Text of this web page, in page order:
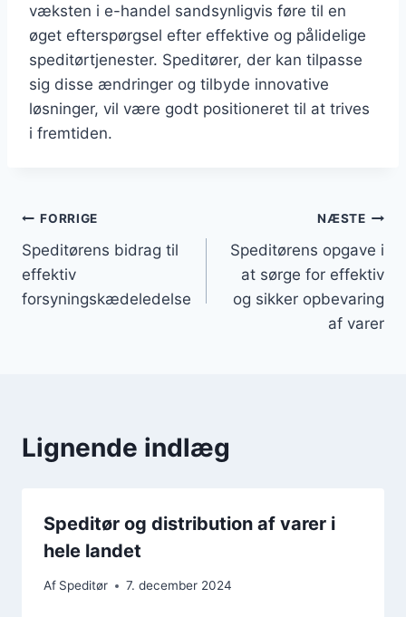
væksten i e-handel sandsynligvis føre til en
øget efterspørgsel efter effektive og pålidelige
speditørtjenester. Speditører, der kan tilpasse
sig disse ændringer og tilbyde innovative
løsninger, vil være godt positioneret til at trives
i fremtiden.
Indlægsnavigation
FORRIGE
Speditørens bidrag til
effektiv
forsyningskædeledelse
NÆSTE
Speditørens opgave i
at sørge for effektiv
og sikker opbevaring
af varer
Lignende indlæg
Speditør og distribution af varer i
hele landet
Af Speditør 7. december 2024